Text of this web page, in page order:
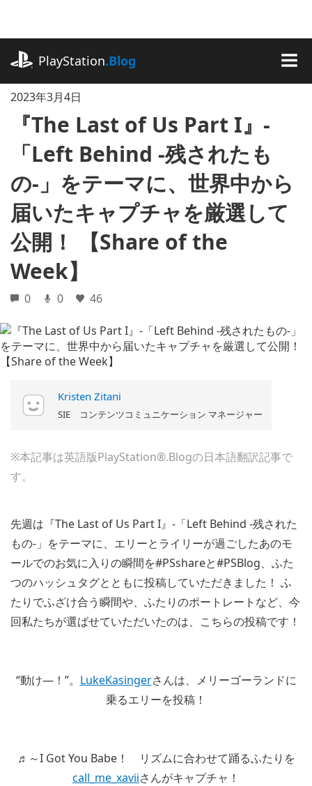
に
ッ
PlayStation.Blog
2023年3月4日
『The Last of Us Part I』-
「Left Behind -残されたも
の-」をテーマに、世界中から
届いたキャプチャを厳選して
公開！ 【Share of the
Week】
0 0 46
Kristen Zitani
SIE コンテンツコミュニケーション マネージャー
※本記事は英語版PlayStation®.Blogの日本語翻訳記事で
す。
先週は『The Last of Us Part I』-「Left Behind -残された
もの-」をテーマに、エリーとライリーが過ごしたあのモ
ールでのお気に入りの瞬間を#PSshareと#PSBlog、ふた
つのハッシュタグとともに投稿していただきました！ ふ
たりでふざけ合う瞬間や、ふたりのポートレートなど、今
回私たちが選ばせていただいたのは、こちらの投稿です！
“動け―！”。 LukeKasingerさんは、メリーゴーランドに
乗るエリーを投稿！
♬～I Got You Babe！ リズムに合わせて踊るふたりを
call_me_xaviiさんがキャプチャ！